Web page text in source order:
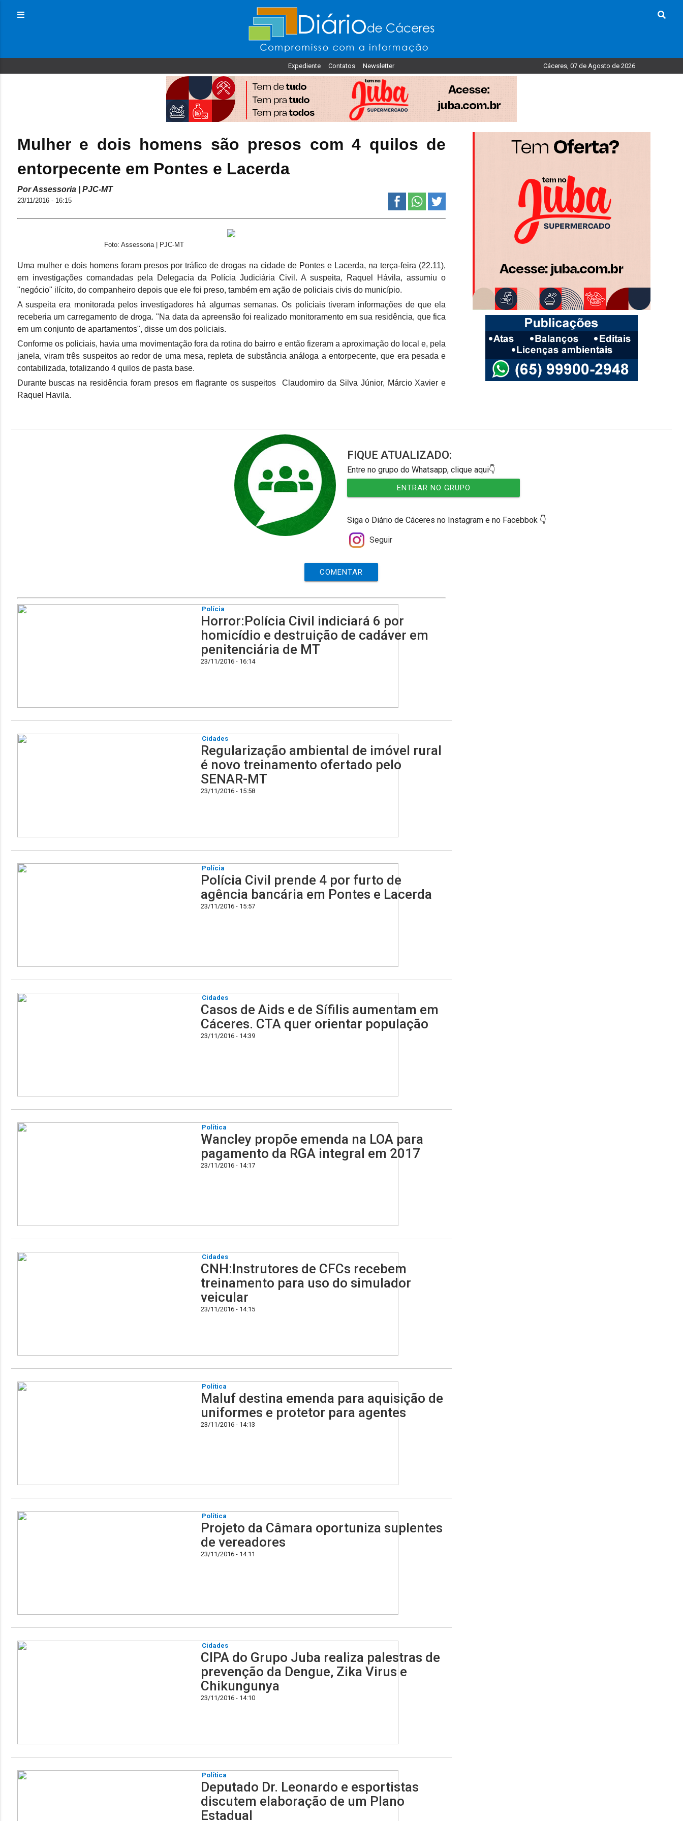
Expediente Contatos Newsletter Cáceres, 07 de Agosto de 2026
Mulher e dois homens são presos com 4 quilos de
entorpecente em Pontes e Lacerda
Por Assessoria | PJC-MT
23/11/2016 - 16:15
Foto: Assessoria | PJC-MT
Uma mulher e dois homens foram presos por tráfico de drogas na cidade de Pontes e Lacerda, na terça-feira (22.11),
em investigações comandadas pela Delegacia da Polícia Judiciária Civil. A suspeita, Raquel Hávila, assumiu o
"negócio" ilícito, do companheiro depois que ele foi preso, também em ação de policiais civis do município.
A suspeita era monitorada pelos investigadores há algumas semanas. Os policiais tiveram informações de que ela
receberia um carregamento de droga. "Na data da apreensão foi realizado monitoramento em sua residência, que fica
em um conjunto de apartamentos", disse um dos policiais.
Conforme os policiais, havia uma movimentação fora da rotina do bairro e então fizeram a aproximação do local e, pela
janela, viram três suspeitos ao redor de uma mesa, repleta de substância análoga a entorpecente, que era pesada e
contabilizada, totalizando 4 quilos de pasta base.
Durante buscas na residência foram presos em flagrante os suspeitos Claudomiro da Silva Júnior, Márcio Xavier e
Raquel Havila.
FIQUE ATUALIZADO:
Entre no grupo do Whatsapp, clique aqui👇
ENTRAR NO GRUPO
Siga o Diário de Cáceres no Instagram e no Facebbok 👇
Seguir
COMENTAR
Polícia
Horror:Polícia Civil indiciará 6 por
homicídio e destruição de cadáver em
penitenciária de MT
23/11/2016 - 16:14
Cidades
Regularização ambiental de imóvel rural
é novo treinamento ofertado pelo
SENAR-MT
23/11/2016 - 15:58
Polícia
Polícia Civil prende 4 por furto de
agência bancária em Pontes e Lacerda
23/11/2016 - 15:57
Cidades
Casos de Aids e de Sífilis aumentam em
Cáceres. CTA quer orientar população
23/11/2016 - 14:39
Política
Wancley propõe emenda na LOA para
pagamento da RGA integral em 2017
23/11/2016 - 14:17
Cidades
CNH:Instrutores de CFCs recebem
treinamento para uso do simulador
veicular
23/11/2016 - 14:15
Política
Maluf destina emenda para aquisição de
uniformes e protetor para agentes
23/11/2016 - 14:13
Política
Projeto da Câmara oportuniza suplentes
de vereadores
23/11/2016 - 14:11
Cidades
CIPA do Grupo Juba realiza palestras de
prevenção da Dengue, Zika Virus e
Chikungunya
23/11/2016 - 14:10
Política
Deputado Dr. Leonardo e esportistas
discutem elaboração de um Plano
Estadual